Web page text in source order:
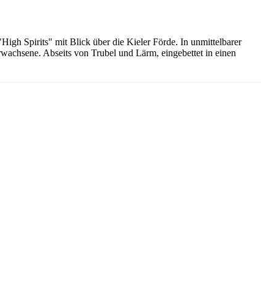
Spirits" mit Blick über die Kieler Förde. In unmittelbarer
Abseits von Trubel und Lärm, eingebettet in einen